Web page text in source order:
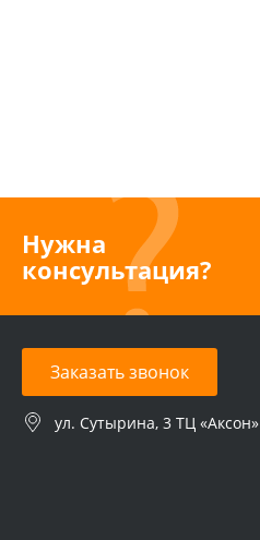
Нужна
консультация?
Заказать звонок
ул. Сутырина, 3 ТЦ «Аксон»